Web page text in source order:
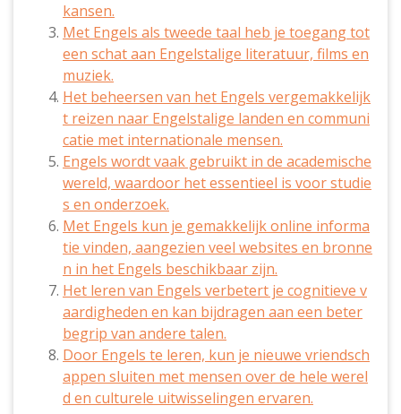
kansen.
Met Engels als tweede taal heb je toegang tot
een schat aan Engelstalige literatuur, films en
muziek.
Het beheersen van het Engels vergemakkelijk
t reizen naar Engelstalige landen en communi
catie met internationale mensen.
Engels wordt vaak gebruikt in de academische
wereld, waardoor het essentieel is voor studie
s en onderzoek.
Met Engels kun je gemakkelijk online informa
tie vinden, aangezien veel websites en bronne
n in het Engels beschikbaar zijn.
Het leren van Engels verbetert je cognitieve v
aardigheden en kan bijdragen aan een beter
begrip van andere talen.
Door Engels te leren, kun je nieuwe vriendsch
appen sluiten met mensen over de hele werel
d en culturele uitwisselingen ervaren.